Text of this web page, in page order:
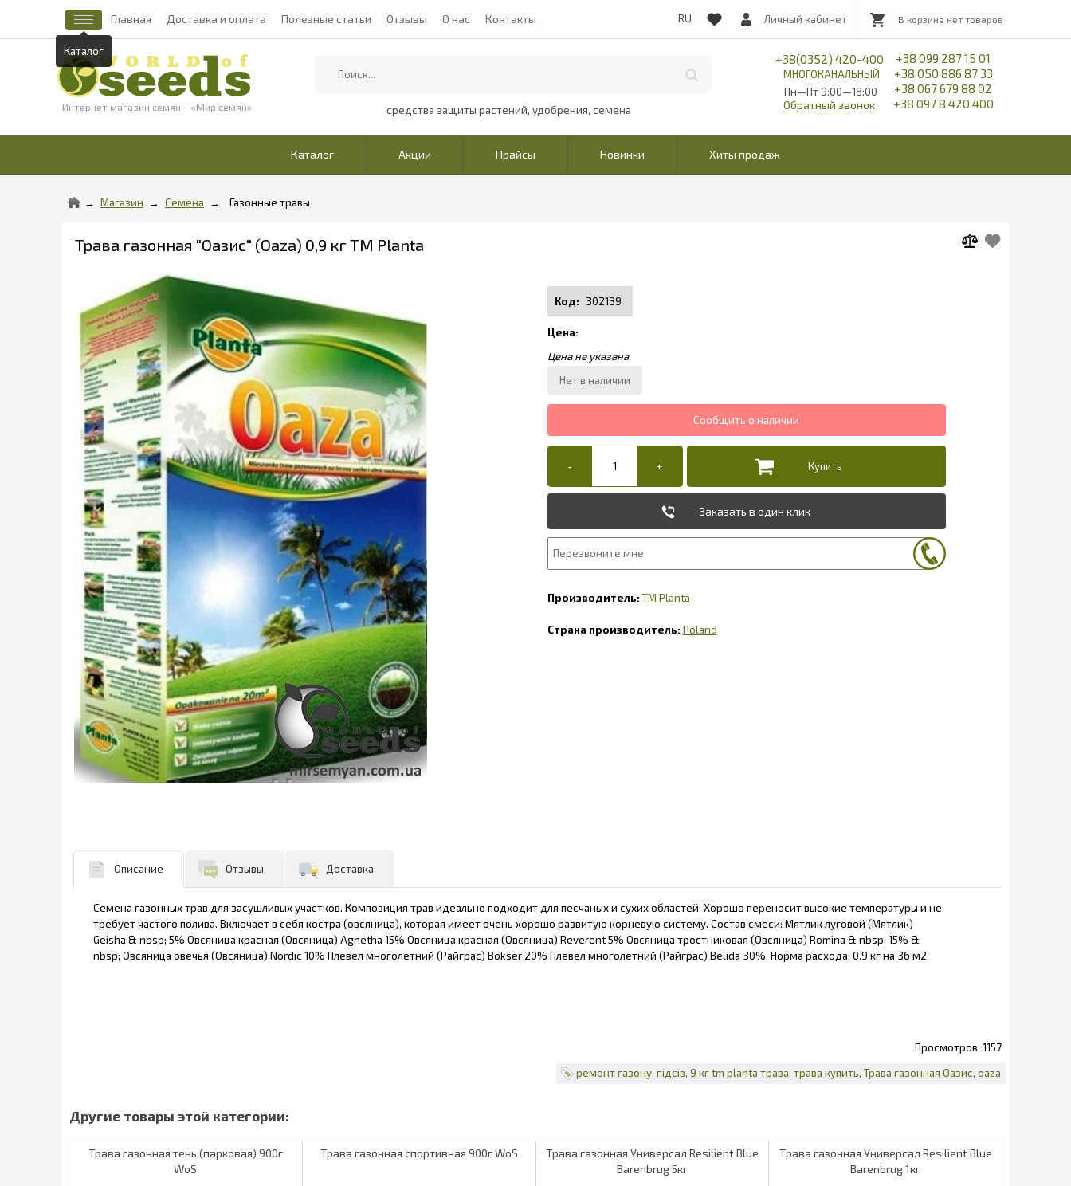
Каталог
Главная Доставка и оплата Полезные статьи Отзывы О нас Контакты Личный кабинет
Интернет магазин семян - «Мир семян» средства защиты растений, удобрения, семена
+38(0352) 420-400
МНОГОКАНАЛЬНЫЙ
Пн—Пт 9:00—18:00
+38 099 287 15 01
+38 050 886 87 33
+38 067 679 88 02
+38 097 8 420 400
Обратный звонок
Каталог Акции Прайсы Новинки Хиты продаж
Магазин Семена Газонные травы
Трава газонная "Оазис" (Oaza) 0,9 кг TM Planta
302139
Заказать в один клик
TM Planta
Poland
Описание Отзывы Доставка
Семена газонных трав для засушливых участков. Композиция трав идеально подходит для песчаных и сухих областей. Хорошо переносит высокие температуры и не
требует частого полива. Включает в себя костра (овсяница), которая имеет очень хорошо развитую корневую систему. Состав смеси: Мятлик луговой (Мятлик)
Geisha & nbsp; 5% Овсяница красная (Овсяница) Agnetha 15% Овсяница красная (Овсяница) Reverent 5% Овсяница тростниковая (Овсяница) Romina & nbsp; 15% &
nbsp; Овсяница овечья (Овсяница) Nordic 10% Плевел многолетний (Райграс) Bokser 20% Плевел многолетний (Райграс) Belida 30%. Норма расхода: 0.9 кг на 36 м2
1157
ремонт газону підсів 9 кг tm planta трава трава купить Трава газонная Оазис oaza
Трава газонная тень (парковая) 900г
WoS
Трава газонная спортивная 900г WoS
Трава газонная Универсал Resilient Blue
Barenbrug 5кг
Трава газонная Универсал Resilient Blue
Barenbrug 1кг